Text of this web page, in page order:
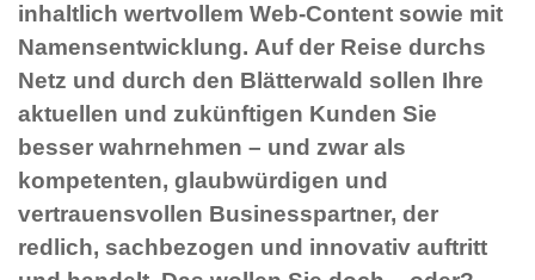
inhaltlich wertvollem Web-Content sowie mit
Namensentwicklung. Auf der Reise durchs
Netz und durch den Blätterwald sollen Ihre
aktuellen und zukünftigen Kunden Sie
besser wahrnehmen – und zwar als
kompetenten, glaubwürdigen und
vertrauensvollen Businesspartner, der
redlich, sachbezogen und innovativ auftritt